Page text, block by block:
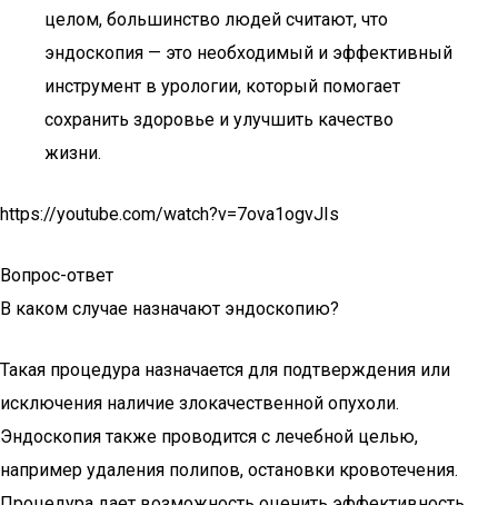
целом, большинство людей считают, что
эндоскопия — это необходимый и эффективный
инструмент в урологии, который помогает
сохранить здоровье и улучшить качество
жизни.
https://youtube.com/watch?v=7ova1ogvJIs
Вопрос-ответ
В каком случае назначают эндоскопию?
Такая процедура назначается для подтверждения или
исключения наличие злокачественной опухоли.
Эндоскопия также проводится с лечебной целью,
например удаления полипов, остановки кровотечения.